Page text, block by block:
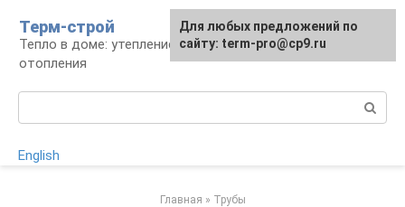
контенту
Терм-строй
Тепло в доме: утепление и устройство
отопления
English
Главная » Трубы
Для любых предложений по
сайту: term-pro@cp9.ru